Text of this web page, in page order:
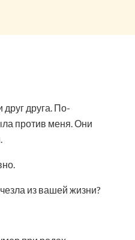
друга. По-
против меня. Они
из вашей жизни?